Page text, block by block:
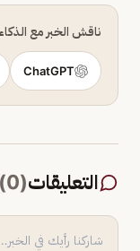
ناقش الخبر مع
ChatGPT
التعليقات(
0
)